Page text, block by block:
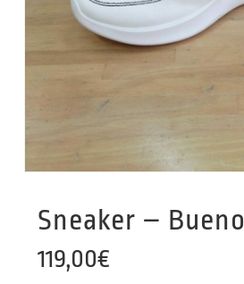
Sneaker – Bueno
119,00€